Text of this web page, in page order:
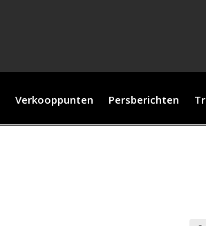
Verkooppunten Persberichten